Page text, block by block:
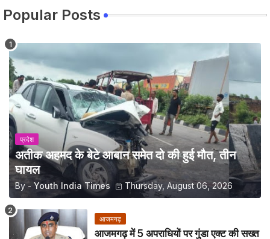
Popular Posts
प्रदेश
अतीक अहमद के बेटे आबान समेत दो की हुई मौत, तीन
घायल
By - Youth India Times Thursday, August 06, 2026
आजमगढ़
आजमगढ़ में 5 अपराधियों पर गुंडा एक्ट की सख्त